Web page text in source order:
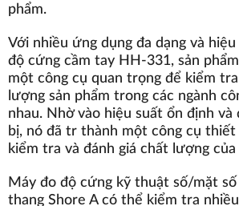
phẩm.
Với nhiều ứng dụng đa dạng và
độ cứng cầm tay HH-331, sản
một công cụ quan trọng để kiểm
lượng sản phẩm trong các ngành
nhau. Nhờ vào hiệu suất ổn định
bị, nó đã tr thành một công cụ
kiểm tra và đánh giá chất lượng của
Máy đo độ cứng kỹ thuật số/mặt
thang Shore A có thể kiểm tra